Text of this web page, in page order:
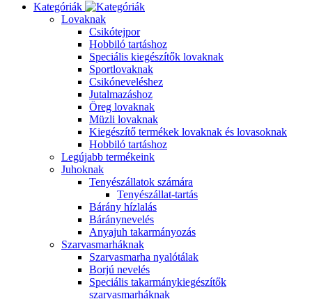
Kategóriák
Lovaknak
Csikótejpor
Hobbiló tartáshoz
Speciális kiegészítők lovaknak
Sportlovaknak
Csikóneveléshez
Jutalmazáshoz
Öreg lovaknak
Müzli lovaknak
Kiegészítő termékek lovaknak és lovasoknak
Hobbiló tartáshoz
Legújabb termékeink
Juhoknak
Tenyészállatok számára
Tenyészállat-tartás
Bárány hízlalás
Báránynevelés
Anyajuh takarmányozás
Szarvasmarháknak
Szarvasmarha nyalótálak
Borjú nevelés
Speciális takarmánykiegészítők
szarvasmarháknak